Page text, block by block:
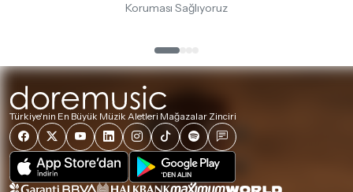
Koruması Sağlıyoruz
Türkiye'nin En Büyük Müzik Aletleri Mağazalar Zinciri